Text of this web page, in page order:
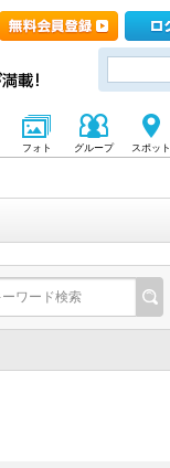
フォト グループ スポット